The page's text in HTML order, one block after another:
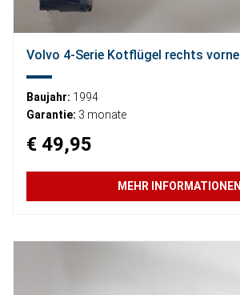
Volvo 4-Serie Kotflügel rechts vorne
Baujahr: 1994
Garantie: 3 monate
€ 49,95
MEHR INFORMATIONEN